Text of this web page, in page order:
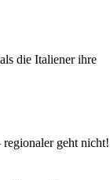
die Italiener ihre
geht nicht!